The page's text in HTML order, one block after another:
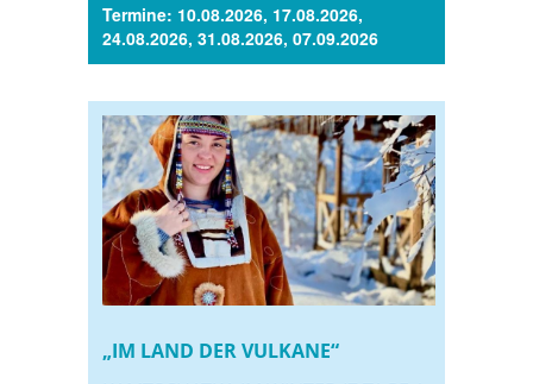
Termine: 10.08.2026, 17.08.2026,
24.08.2026, 31.08.2026, 07.09.2026
„IM LAND DER VULKANE“